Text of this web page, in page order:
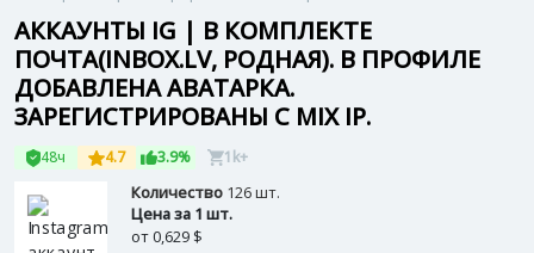
АККАУНТЫ IG | В КОМПЛЕКТЕ
ПОЧТА(INBOX.LV, РОДНАЯ). В ПРОФИЛЕ
ДОБАВЛЕНА АВАТАРКА.
ЗАРЕГИСТРИРОВАНЫ С MIX IP.
48ч 4.7 3.9% 1k+
Количество 126 шт.
Цена за 1 шт.
от0,629 $